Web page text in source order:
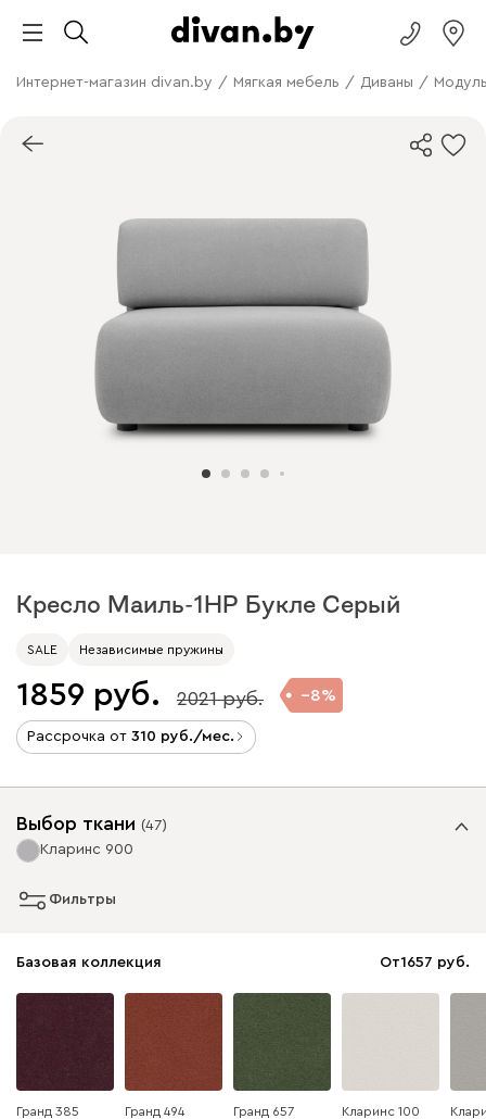
Интернет-магазин divan.by / Мягкая мебель / Диваны /
Кресло Маиль-1НР Букле Серый
SALE Независимые пружины
1859 2021 8
Рассрочка от 310 /мес.
Выбор ткани (47)
Кларинс 900
Фильтры
Базовая коллекция От1657
Гранд 385 Гранд 494 Гранд 657 Кларинс 100